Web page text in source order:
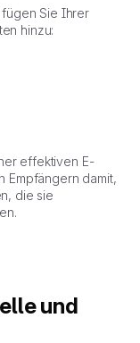
Sie Ihrer
hinzu:
effektiven E-
Empfängern damit,
die sie
und